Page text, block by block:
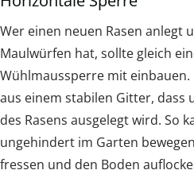
Wer einen neuen Rasen anlegt
Maulwürfen hat, sollte gleich
Wühlmaussperre mit einbauen.
aus einem stabilen Gitter, dass
des Rasens ausgelegt wird. So
ungehindert im Garten
fressen und den Boden